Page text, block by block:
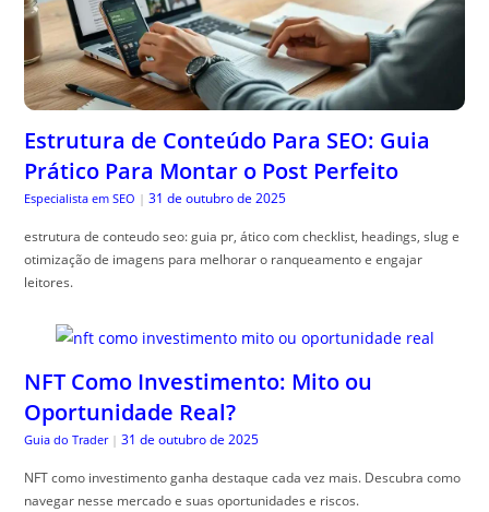
Estrutura de Conteúdo Para SEO: Guia
Prático Para Montar o Post Perfeito
Especialista em SEO | 31 de outubro de 2025
estrutura de conteudo seo: guia pr, ático com checklist, headings, slug e
otimização de imagens para melhorar o ranqueamento e engajar
leitores.
NFT Como Investimento: Mito ou
Oportunidade Real?
Guia do Trader | 31 de outubro de 2025
NFT como investimento ganha destaque cada vez mais. Descubra como
navegar nesse mercado e suas oportunidades e riscos.